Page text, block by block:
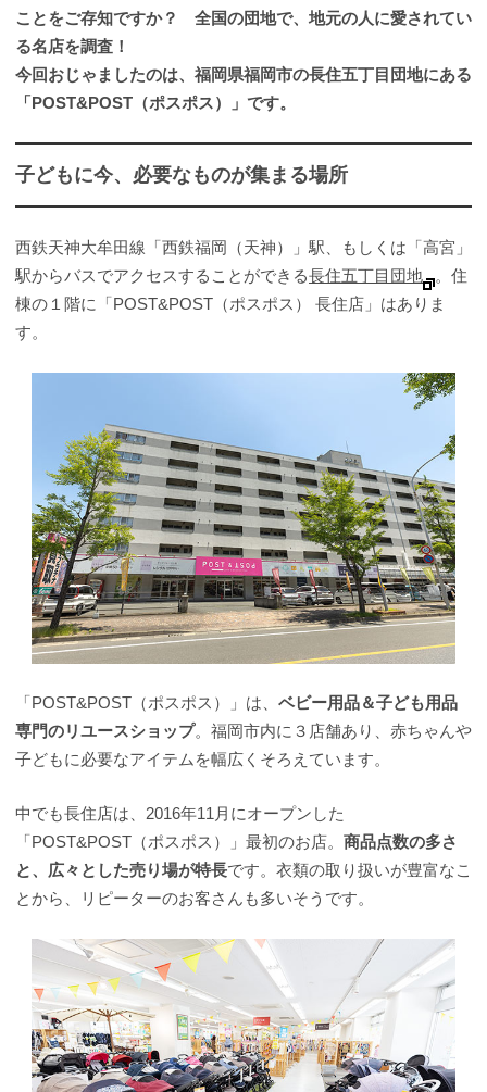
ことをご存知ですか？ 全国の団地で、地元の人に愛されてい
る名店を調査！
今回おじゃましたのは、福岡県福岡市の長住五丁目団地にある
「POST&POST（ポスポス）」です。
子どもに今、必要なものが集まる場所
西鉄天神大牟田線「西鉄福岡（天神）」駅、もしくは「高宮」
駅からバスでアクセスすることができる長住五丁目団地
。住
棟の１階に「POST&POST（ポスポス） 長住店」はありま
す。
「POST&POST（ポスポス）」は、 ベビー用品＆子ども用品
専門のリユースショップ。福岡市内に３店舗あり、赤ちゃんや
子どもに必要なアイテムを幅広くそろえています。
中でも長住店は、2016年11月にオープンした
「POST&POST（ポスポス）」最初のお店。 商品点数の多さ
と、広々とした売り場が特長です。衣類の取り扱いが豊富なこ
とから、リピーターのお客さんも多いそうです。